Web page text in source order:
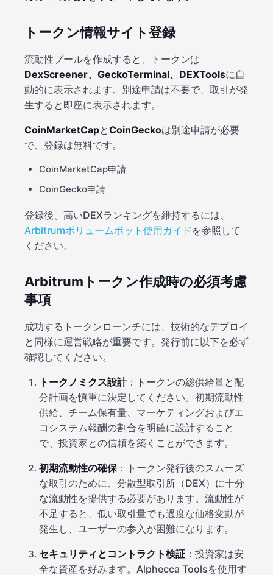
トークン情報サイト登録
流動性プールを作成すると、トークンは
DexScreener、GeckoTerminal、DEXToolsに自
動的に表示されます。別途申請は不要で、取引が発
生すると即座に表示されます。
CoinMarketCapとCoinGeckoは別途申請が必要
で、登録は無料です。
CoinMarketCap申請
CoinGecko申請
登録後、高いDEXランキングを維持するには、
Arbitrumボリュームボット使用ガイド を参照して
ください。
Arbitrumトークン作成時の必須考慮
事項
成功するトークンローンチには、技術的なデプロイ
と同様に運営戦略が重要です。発行前に以下を必ず
確認してください。
トークノミクス設計：トークンの総供給量と配
分計画を慎重に決定してください。初期流動性
供給、チーム保有量、マーケティングおよびエ
コシステム報酬の割合を明確に設計すること
で、投資家との信頼を築くことができます。
初期流動性の確保：トークン発行後のスムーズ
な取引のために、分散型取引所（DEX）に十分
な流動性を提供する必要があります。流動性が
不足すると、低い取引量でも過度な価格変動が
発生し、ユーザーの参入が困難になります。
セキュリティとコントラクト検証 ：投資家は安
全な資産を好みます。Alphecca Toolsを使用す